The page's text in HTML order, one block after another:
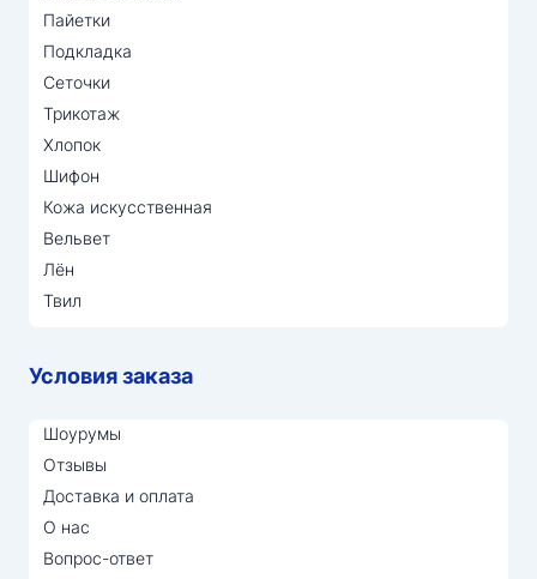
Пайетки
Подкладка
Сеточки
Трикотаж
Хлопок
Шифон
Кожа искусственная
Вельвет
Лён
Твил
Условия заказа
Шоурумы
Отзывы
Доставка и оплата
О нас
Вопрос-ответ